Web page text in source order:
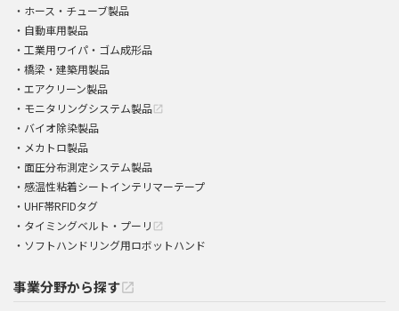
ホース・チューブ製品
自動車用製品
工業用ワイパ・ゴム成形品
橋梁・建築用製品
エアクリーン製品
モニタリングシステム製品 open_in_new
バイオ除染製品
メカトロ製品
面圧分布測定システム製品
感温性粘着シートインテリマーテープ
UHF帯RFIDタグ
タイミングベルト・プーリ open_in_new
ソフトハンドリング用ロボットハンド
事業分野から探すopen_in_new